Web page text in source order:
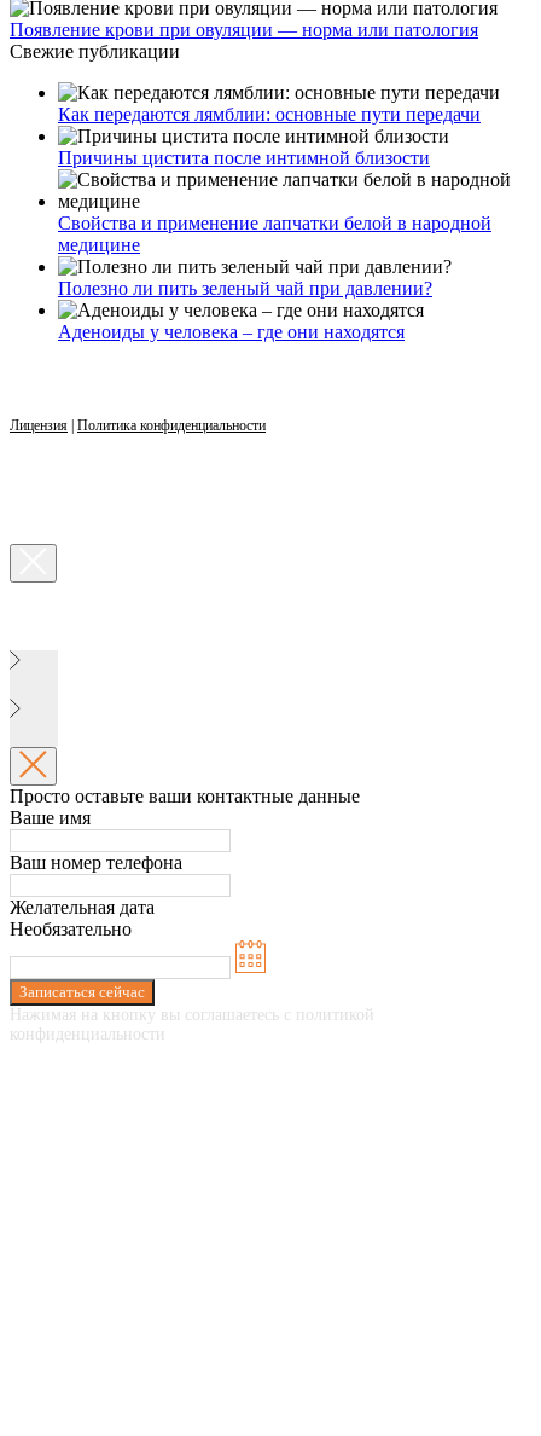
Появление крови при овуляции — норма или патология
Свежие публикации
Как передаются лямблии: основные пути передачи
Причины цистита после интимной близости
Свойства и применение лапчатки белой в народной
медицине
Полезно ли пить зеленый чай при давлении?
Аденоиды у человека – где они находятся
Лицензия | Политика конфиденциальности
Просто оставьте ваши контактные данные
Ваше имя
Ваш номер телефона
Желательная дата
Необязательно
Записаться сейчас
Нажимая на кнопку вы соглашаетесь с политикой
конфиденциальности